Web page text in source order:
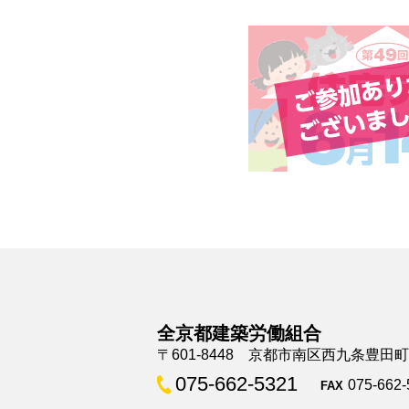
全京都建築労働組合
〒601-8448 京都市南区西九条豊田
075-662-5321 FAX 075-